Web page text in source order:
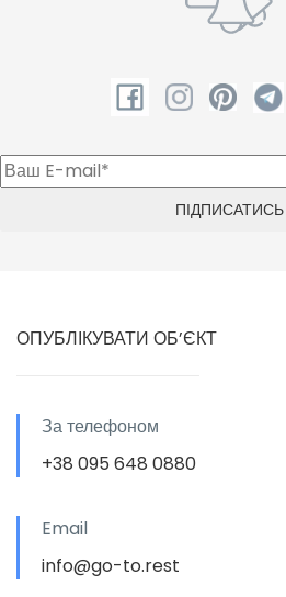
ОПУБЛІКУВАТИ ОБ’ЄКТ
За телефоном
+38 095 648 0880
Email
info@go-to.rest